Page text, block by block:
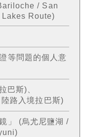
/ San
Route)
等問題的個人意
巴斯)、
路入境拉巴斯)
」 (烏尤尼鹽湖 /